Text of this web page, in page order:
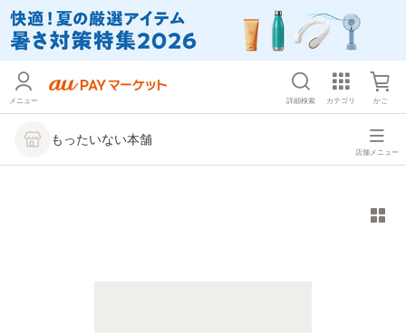
メニュー 詳細検索 カテゴリ かご
もったいない本舗
店舗メニュー